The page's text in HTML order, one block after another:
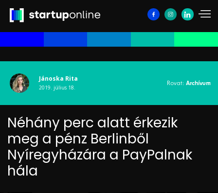
Jánoska Rita
2019. július 18.
Rovat: Archívum
Néhány perc alatt érkezik
meg a pénz Berlinből
Nyíregyházára a PayPalnak
hála